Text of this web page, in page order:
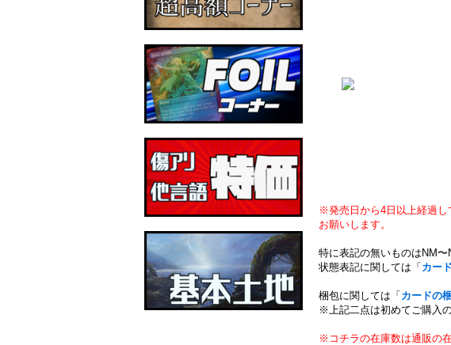
※発売日から4日以上経過し
お願いします。
特に表記の無いものはNM〜
状態表記に関しては「 カー
梱包に関しては「 カードの
※上記二点は初めてご購入
※コチラの在庫数は通販の